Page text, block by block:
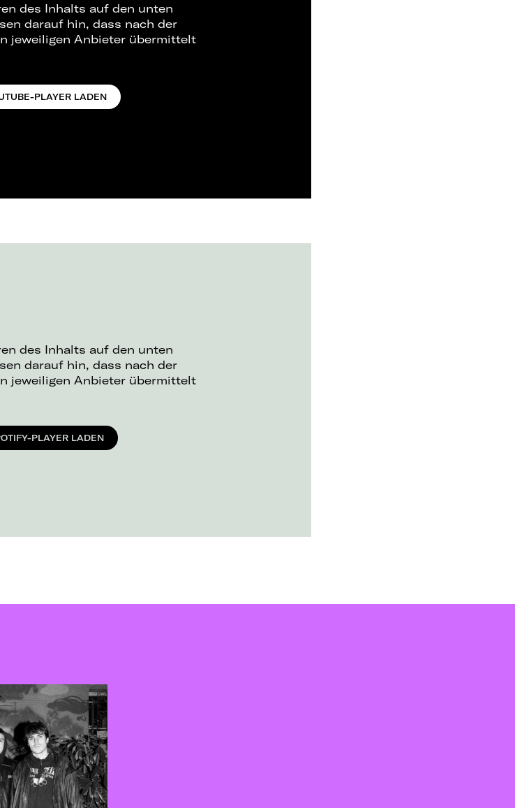
des Inhalts auf den unten
darauf hin, dass nach der
jeweiligen Anbieter übermittelt
PLAYER LADEN
des Inhalts auf den unten
darauf hin, dass nach der
jeweiligen Anbieter übermittelt
PLAYER LADEN